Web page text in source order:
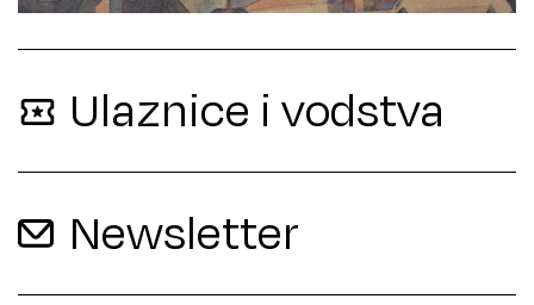
Ulaznice i vodstva
Newsletter